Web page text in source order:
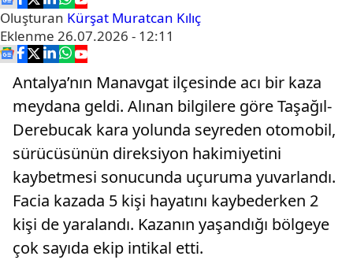
Oluşturan Kürşat Muratcan Kılıç
Eklenme 26.07.2026 - 12:11
Antalya’nın Manavgat ilçesinde acı bir kaza
meydana geldi. Alınan bilgilere göre Taşağıl-
Derebucak kara yolunda seyreden otomobil,
sürücüsünün direksiyon hakimiyetini
kaybetmesi sonucunda uçuruma yuvarlandı.
Facia kazada 5 kişi hayatını kaybederken 2
kişi de yaralandı. Kazanın yaşandığı bölgeye
çok sayıda ekip intikal etti.